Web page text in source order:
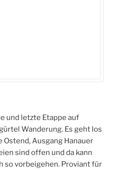
und letzte Etappe auf
Wanderung. Es geht los
Ostend, Ausgang Hanauer
sind offen und da kann
so vorbeigehen. Proviant für